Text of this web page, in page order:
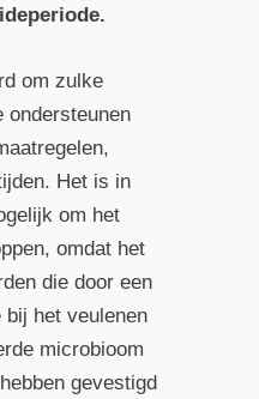
om zulke
ondersteunen
Het is in
om het
omdat het
die door een
het veulenen
microbioom
gevestigd